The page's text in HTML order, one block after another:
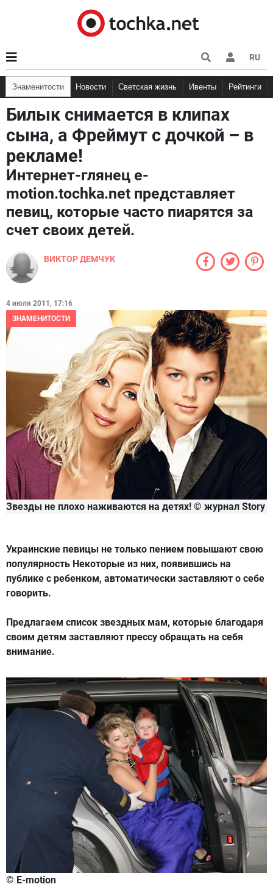
RU
Знаменитости Новости Светская жизнь Ивенты Рейтинги
Билык снимается в клипах
сына, а Фреймут с дочкой – в
рекламе!
Интернет-глянец е-
motion.tochka.net представляет
певиц, которые часто пиарятся за
счет своих детей.
ВИКТОР ДЕМЧУК
4 июля 2011, 17:16
ЗНАМЕНИТОСТИ
Звезды не плохо наживаются на детях! © журнал Story
Украинские певицы не только пением повышают свою
популярность Некоторые из них, появившись на
публике с ребенком, автоматически заставляют о себе
говорить.
Предлагаем список звездных мам, которые благодаря
своим детям заставляют прессу обращать на себя
внимание.
© E-motion